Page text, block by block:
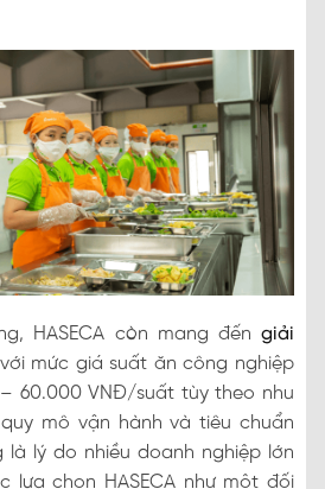
HASECA còn mang đến giải
mức giá suất ăn công nghiệp
60.000 VNĐ/suất tùy theo nhu
mô vận hành và tiêu chuẩn
lý do nhiều doanh nghiệp lớn
lựa chọn HASECA như một đối